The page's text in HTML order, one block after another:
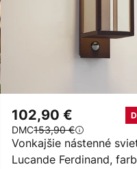
Vonkajšie nástenné
Lucande Ferdinand,
102,90 €
DMC153,90 €